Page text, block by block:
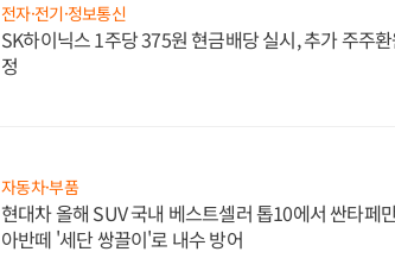
전자·전기·정보통신
SK하이닉스 1주당 375원 현금배당 실시, 추가 주주
정
자동차·부품
현대차 올해 SUV 국내 베스트셀러 톱10에서 싼타페
아반떼 '세단 쌍끌이'로 내수 방어